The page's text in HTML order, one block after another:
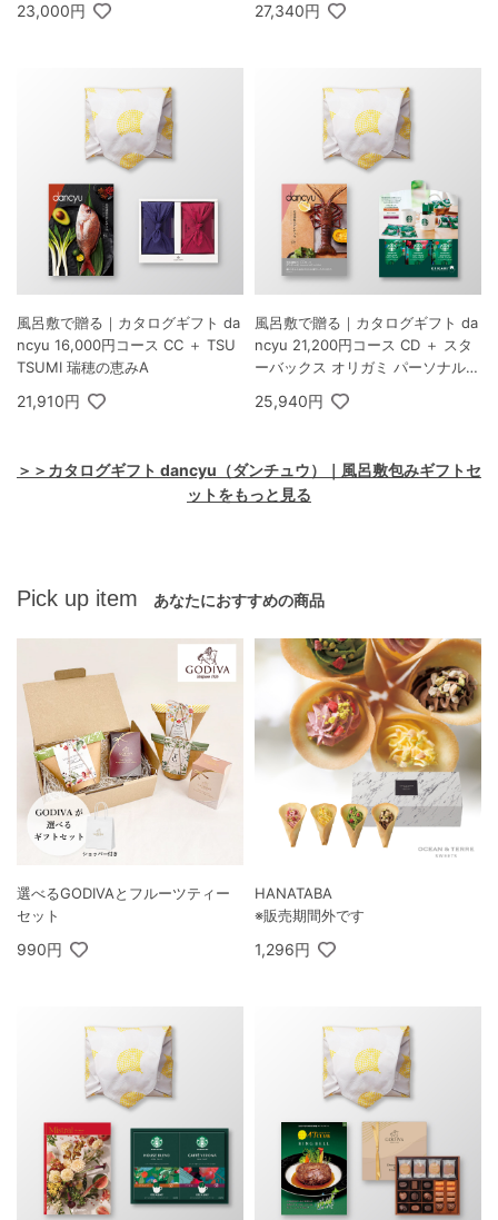
23,000円 27,340円
風呂敷で贈る｜カタログギフト da
ncyu 16,000円コース CC ＋ TSU
TSUMI 瑞穂の恵みA
21,910円
風呂敷で贈る｜カタログギフト da
ncyu 21,200円コース CD ＋ スタ
ーバックス オリガミ パーソナルド
25,940円
＞＞カタログギフト dancyu（ダンチュウ）｜風呂敷包みギフトセ
ットをもっと見る
Pick up item あなたにおすすめの商品
選べるGODIVAとフルーツティー
セット
990円
HANATABA
※販売期間外です
1,296円